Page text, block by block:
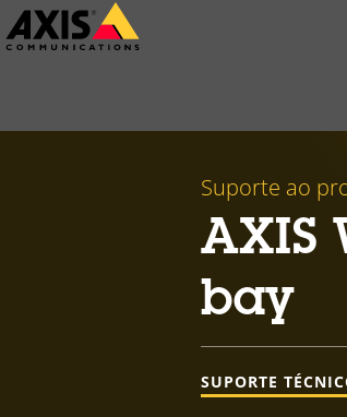
Pular
para
Suporte ao
AXIS
bay
SUPORTE